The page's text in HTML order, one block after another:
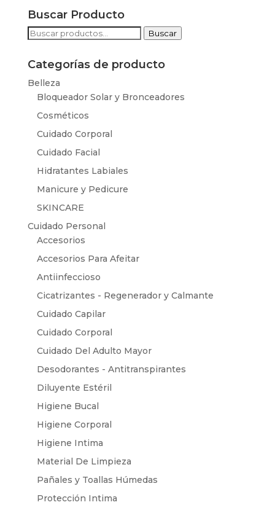
Buscar Producto
Buscar
Buscar
Categorías de producto
Belleza
Bloqueador Solar y Bronceadores
Cosméticos
Cuidado Corporal
Cuidado Facial
Hidratantes Labiales
Manicure y Pedicure
SKINCARE
Cuidado Personal
Accesorios
Accesorios Para Afeitar
Antiinfeccioso
Cicatrizantes - Regenerador y Calmante
Cuidado Capilar
Cuidado Corporal
Cuidado Del Adulto Mayor
Desodorantes - Antitranspirantes
Diluyente Estéril
Higiene Bucal
Higiene Corporal
Higiene Intima
Material De Limpieza
Pañales y Toallas Húmedas
Protección Intima